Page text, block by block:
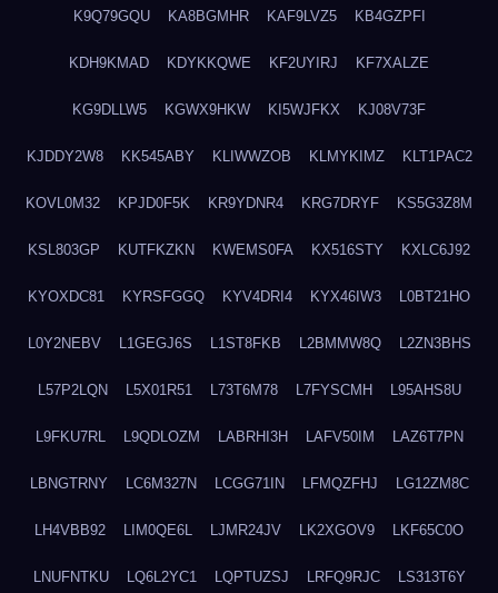
K9Q79GQU KA8BGMHR KAF9LVZ5 KB4GZPFI
KDH9KMAD KDYKKQWE KF2UYIRJ KF7XALZE
KG9DLLW5 KGWX9HKW KI5WJFKX KJ08V73F
KJDDY2W8 KK545ABY KLIWWZOB KLMYKIMZ KLT1PAC2
KOVL0M32 KPJD0F5K KR9YDNR4 KRG7DRYF KS5G3Z8M
KSL803GP KUTFKZKN KWEMS0FA KX516STY KXLC6J92
KYOXDC81 KYRSFGGQ KYV4DRI4 KYX46IW3 L0BT21HO
L0Y2NEBV L1GEGJ6S L1ST8FKB L2BMMW8Q L2ZN3BHS
L57P2LQN L5X01R51 L73T6M78 L7FYSCMH L95AHS8U
L9FKU7RL L9QDLOZM LABRHI3H LAFV50IM LAZ6T7PN
LBNGTRNY LC6M327N LCGG71IN LFMQZFHJ LG12ZM8C
LH4VBB92 LIM0QE6L LJMR24JV LK2XGOV9 LKF65C0O
LNUFNTKU LQ6L2YC1 LQPTUZSJ LRFQ9RJC LS313T6Y